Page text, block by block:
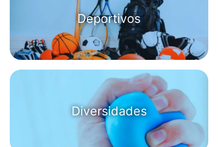
Deportivos
Diversidades